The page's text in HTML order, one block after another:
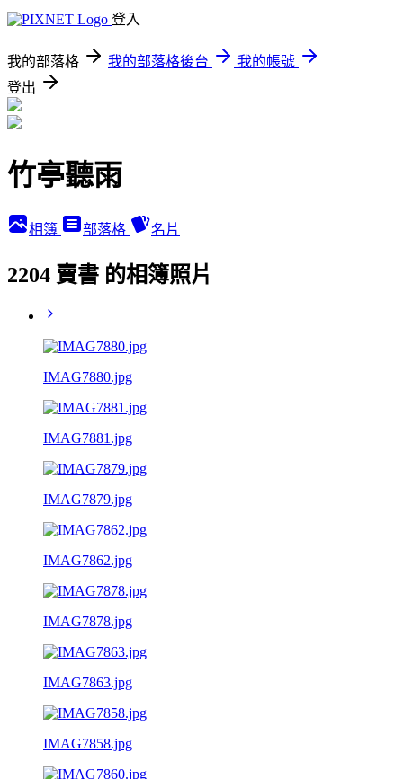
登入
我的部落格 我的部落格後台
我的帳號
登出
竹亭聽雨
相簿 部落格 名片
2204 賣書 的相簿照片
IMAG7880.jpg
IMAG7881.jpg
IMAG7879.jpg
IMAG7862.jpg
IMAG7878.jpg
IMAG7863.jpg
IMAG7858.jpg